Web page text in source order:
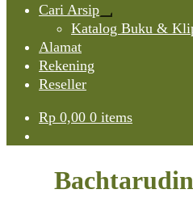
Cari Arsip
Expand
child
Katalog Buku &
Alamat
Rekening
Reseller
Rp 0,00 0 items